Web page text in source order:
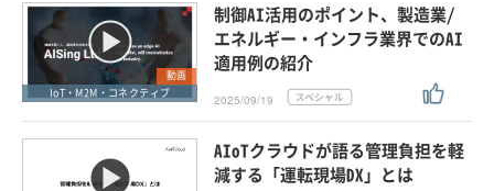
動画
IoT・M2M・コネクティブ
制御AI活用のポイント、製造業/
エネルギー・インフラ業界でのAI
適用例の紹介
2025/09/19
AIoTクラウドが語る管理負担を軽
減する「運転現場DX」とは